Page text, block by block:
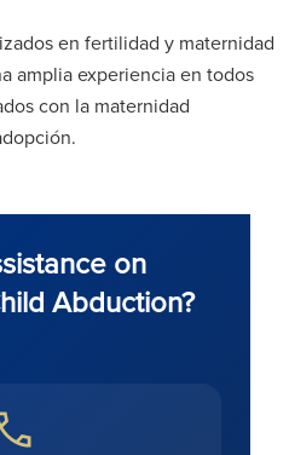
en fertilidad y maternidad
amplia experiencia en todos
con la maternidad
on
Abduction?